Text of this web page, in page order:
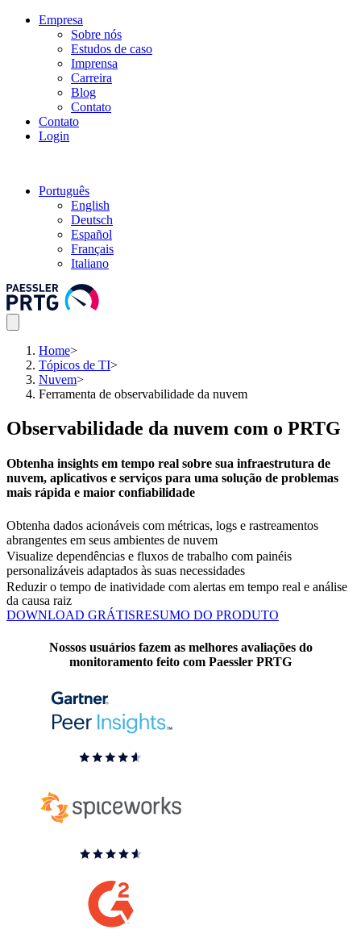
Empresa
Sobre nós
Estudos de caso
Imprensa
Carreira
Blog
Contato
Contato
Login
Português
English
Deutsch
Español
Français
Italiano
Home>
Tópicos de TI>
Nuvem>
Ferramenta de observabilidade da nuvem
Observabilidade da nuvem com o PRTG
Obtenha insights em tempo real sobre sua infraestrutura de
nuvem, aplicativos e serviços para uma solução de problemas
mais rápida e maior confiabilidade
Obtenha dados acionáveis com métricas, logs e rastreamentos
abrangentes em seus ambientes de nuvem
Visualize dependências e fluxos de trabalho com painéis
personalizáveis adaptados às suas necessidades
Reduzir o tempo de inatividade com alertas em tempo real e análise
da causa raiz
DOWNLOAD GRÁTISRESUMO DO PRODUTO
Nossos usuários fazem as melhores avaliações do
monitoramento feito com Paessler PRTG